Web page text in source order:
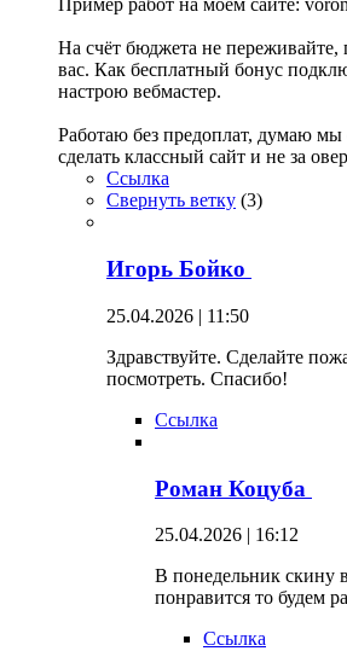
Пример работ на моём сайте:
На счёт бюджета не переживайте,
вас. Как бесплатный бонус
настрою вебмастер.
Работаю без предоплат, думаю
сделать классный сайт и не за
Ссылка
Свернуть ветку (3)
Игорь Бойко
25.04.2026 | 11:50
Здравствуйте. Сделайте
посмотреть. Спасибо!
Ссылка
Роман Коцуба
25.04.2026 | 16:12
В понедельник скину
понравится то будем
Ссылка